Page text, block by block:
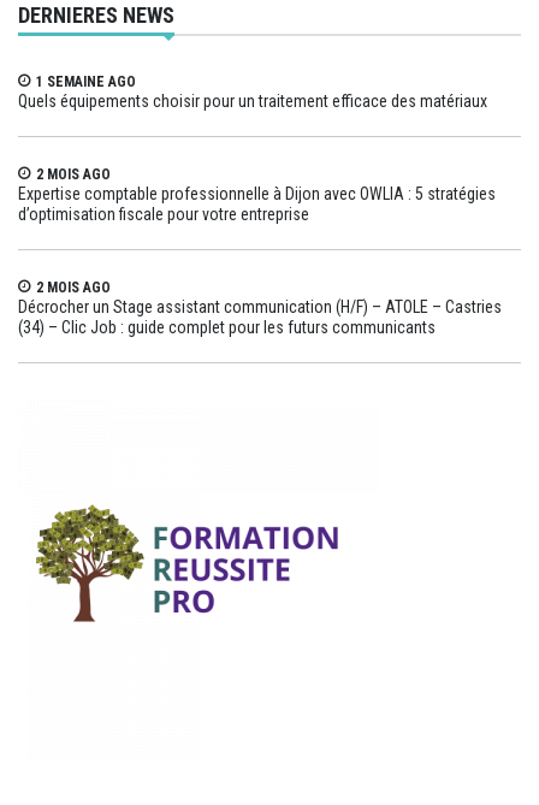
DERNIERES NEWS
1 SEMAINE AGO
Quels équipements choisir pour un traitement efficace des matériaux
2 MOIS AGO
Expertise comptable professionnelle à Dijon avec OWLIA : 5 stratégies
d’optimisation fiscale pour votre entreprise
2 MOIS AGO
Décrocher un Stage assistant communication (H/F) – ATOLE – Castries
(34) – Clic Job : guide complet pour les futurs communicants